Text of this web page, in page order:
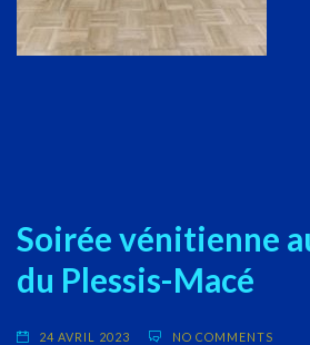
Soirée vénitienne
du Plessis-Macé
24 AVRIL 2023 NO COMMENTS